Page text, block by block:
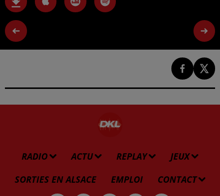
RADIO ACTU REPLAY
JEUX
SORTIES EN ALSACE
EMPLOI CONTACT